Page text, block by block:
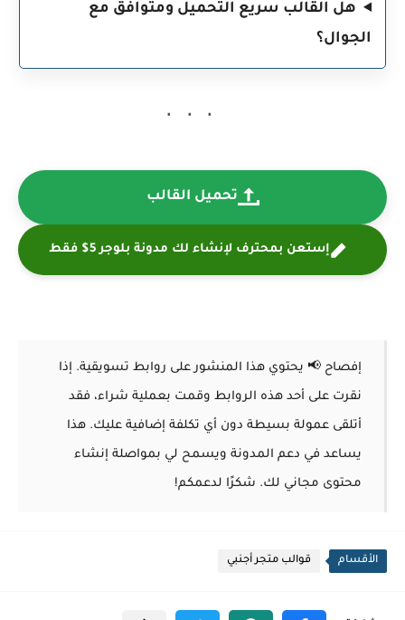
هل القالب سريع التحميل ومتوافق مع
الجوال؟
تحميل القالب
إستعن بمحترف لإنشاء لك مدونة بلوجر 5$ فقط
إفصاح 📢 يحتوي هذا المنشور على روابط تسويقية. إذا
نقرت على أحد هذه الروابط وقمت بعملية شراء، فقد
أتلقى عمولة بسيطة دون أي تكلفة إضافية عليك. هذا
يساعد في دعم المدونة ويسمح لي بمواصلة إنشاء
محتوى مجاني لك. شكرًا لدعمكم!
الأقسام قوالب متجر أجنبي